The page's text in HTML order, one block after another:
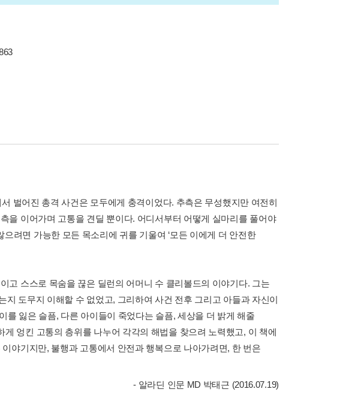
벌어진 총격 사건은 모두에게 충격이었다. 추측은 무성했지만 여전히
을 이어가며 고통을 견딜 뿐이다. 어디서부터 어떻게 실마리를 풀어야
려면 가능한 모든 목소리에 귀를 기울여 ‘모든 이에게 더 안전한
고 스스로 목숨을 끊은 딜런의 어머니 수 클리볼드의 이야기다. 그는
도무지 이해할 수 없었고, 그리하여 사건 전후 그리고 아들과 자신이
를 잃은 슬픔, 다른 아이들이 죽었다는 슬픔, 세상을 더 밝게 해줄
엉킨 고통의 층위를 나누어 각각의 해법을 찾으려 노력했고, 이 책에
야기지만, 불행과 고통에서 안전과 행복으로 나아가려면, 한 번은
- 알라딘 인문 MD 박태근 (2016.07.19)